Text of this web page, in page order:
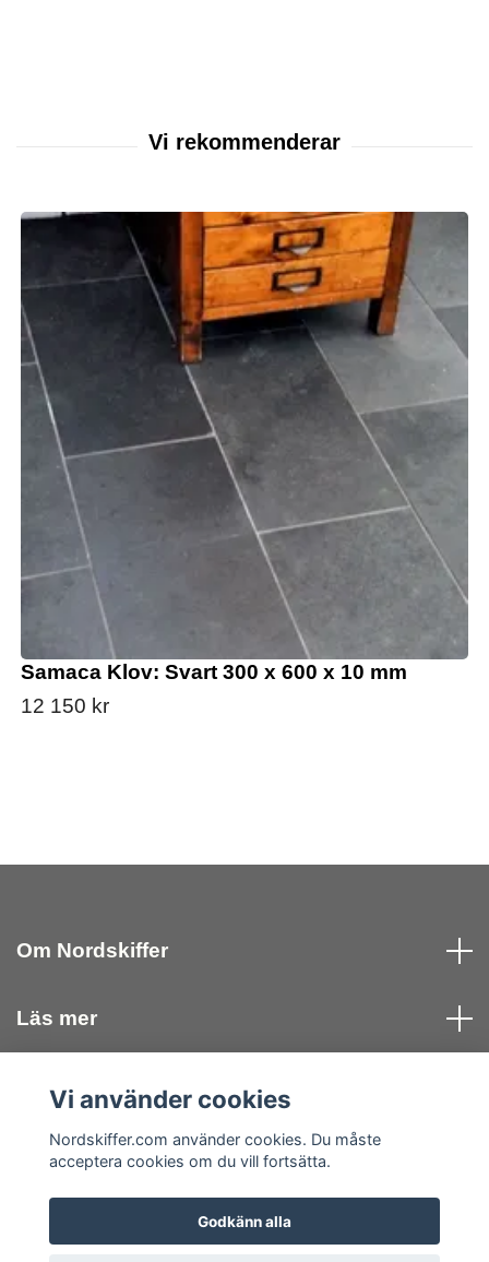
Samaca Klov: Svart 300 x 600 x 10 mm
12 150 kr
Om Nordskiffer
Läs mer
Kontakta oss
Sociala medier
Vi använder cookies
Nordskiffer.com använder cookies. Du måste
acceptera cookies om du vill fortsätta.
Godkänn alla